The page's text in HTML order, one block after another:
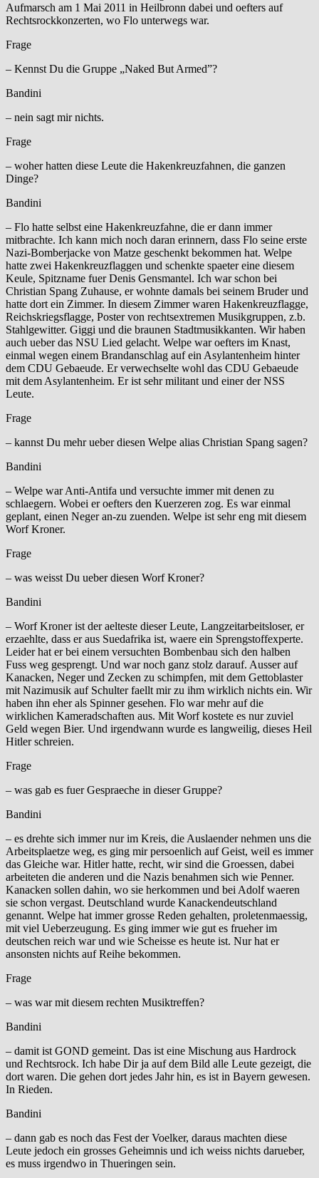
Aufmarsch am 1 Mai 2011 in Heilbronn dabei und oefters auf
Rechtsrockkonzerten, wo Flo unterwegs war.
Frage
– Kennst Du die Gruppe „Naked But Armed”?
Bandini
– nein sagt mir nichts.
Frage
– woher hatten diese Leute die Hakenkreuzfahnen, die ganzen
Dinge?
Bandini
– Flo hatte selbst eine Hakenkreuzfahne, die er dann immer
mitbrachte. Ich kann mich noch daran erinnern, dass Flo seine erste
Nazi-Bomberjacke von Matze geschenkt bekommen hat. Welpe
hatte zwei Hakenkreuzflaggen und schenkte spaeter eine diesem
Keule, Spitzname fuer Denis Gensmantel. Ich war schon bei
Christian Spang Zuhause, er wohnte damals bei seinem Bruder und
hatte dort ein Zimmer. In diesem Zimmer waren Hakenkreuzflagge,
Reichskriegsflagge, Poster von rechtsextremen Musikgruppen, z.b.
Stahlgewitter. Giggi und die braunen Stadtmusikkanten. Wir haben
auch ueber das NSU Lied gelacht. Welpe war oefters im Knast,
einmal wegen einem Brandanschlag auf ein Asylantenheim hinter
dem CDU Gebaeude. Er verwechselte wohl das CDU Gebaeude
mit dem Asylantenheim. Er ist sehr militant und einer der NSS
Leute.
Frage
– kannst Du mehr ueber diesen Welpe alias Christian Spang sagen?
Bandini
– Welpe war Anti-Antifa und versuchte immer mit denen zu
schlaegern. Wobei er oefters den Kuerzeren zog. Es war einmal
geplant, einen Neger an-zu zuenden. Welpe ist sehr eng mit diesem
Worf Kroner.
Frage
– was weisst Du ueber diesen Worf Kroner?
Bandini
– Worf Kroner ist der aelteste dieser Leute, Langzeitarbeitsloser, er
erzaehlte, dass er aus Suedafrika ist, waere ein Sprengstoffexperte.
Leider hat er bei einem versuchten Bombenbau sich den halben
Fuss weg gesprengt. Und war noch ganz stolz darauf. Ausser auf
Kanacken, Neger und Zecken zu schimpfen, mit dem Gettoblaster
mit Nazimusik auf Schulter faellt mir zu ihm wirklich nichts ein. Wir
haben ihn eher als Spinner gesehen. Flo war mehr auf die
wirklichen Kameradschaften aus. Mit Worf kostete es nur zuviel
Geld wegen Bier. Und irgendwann wurde es langweilig, dieses Heil
Hitler schreien.
Frage
– was gab es fuer Gespraeche in dieser Gruppe?
Bandini
– es drehte sich immer nur im Kreis, die Auslaender nehmen uns die
Arbeitsplaetze weg, es ging mir persoenlich auf Geist, weil es immer
das Gleiche war. Hitler hatte, recht, wir sind die Groessen, dabei
arbeiteten die anderen und die Nazis benahmen sich wie Penner.
Kanacken sollen dahin, wo sie herkommen und bei Adolf waeren
sie schon vergast. Deutschland wurde Kanackendeutschland
genannt. Welpe hat immer grosse Reden gehalten, proletenmaessig,
mit viel Ueberzeugung. Es ging immer wie gut es frueher im
deutschen reich war und wie Scheisse es heute ist. Nur hat er
ansonsten nichts auf Reihe bekommen.
Frage
– was war mit diesem rechten Musiktreffen?
Bandini
– damit ist GOND gemeint. Das ist eine Mischung aus Hardrock
und Rechtsrock. Ich habe Dir ja auf dem Bild alle Leute gezeigt, die
dort waren. Die gehen dort jedes Jahr hin, es ist in Bayern gewesen.
In Rieden.
Bandini
– dann gab es noch das Fest der Voelker, daraus machten diese
Leute jedoch ein grosses Geheimnis und ich weiss nichts darueber,
es muss irgendwo in Thueringen sein.